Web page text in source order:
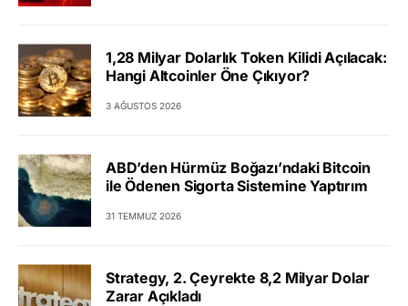
1,28 Milyar Dolarlık Token Kilidi Açılacak:
Hangi Altcoinler Öne Çıkıyor?
3 AĞUSTOS 2026
ABD’den Hürmüz Boğazı’ndaki Bitcoin
ile Ödenen Sigorta Sistemine Yaptırım
31 TEMMUZ 2026
Strategy, 2. Çeyrekte 8,2 Milyar Dolar
Zarar Açıkladı